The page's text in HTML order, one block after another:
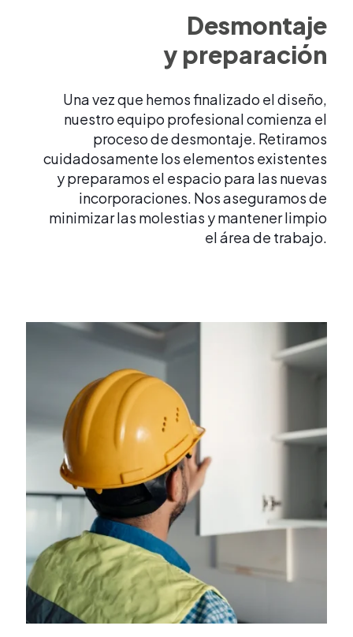
Desmontaje
y preparación
Una vez que hemos finalizado el diseño,
nuestro equipo profesional comienza el
proceso de desmontaje. Retiramos
cuidadosamente los elementos existentes
y preparamos el espacio para las nuevas
incorporaciones. Nos aseguramos de
minimizar las molestias y mantener limpio
el área de trabajo.